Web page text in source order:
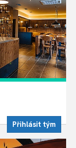
Přihlásit tým